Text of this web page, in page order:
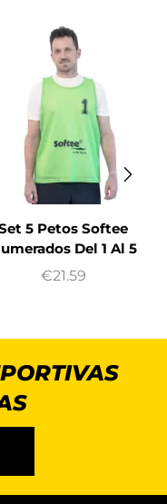
5 Petos Softee
Del 1 Al 5
€21.59